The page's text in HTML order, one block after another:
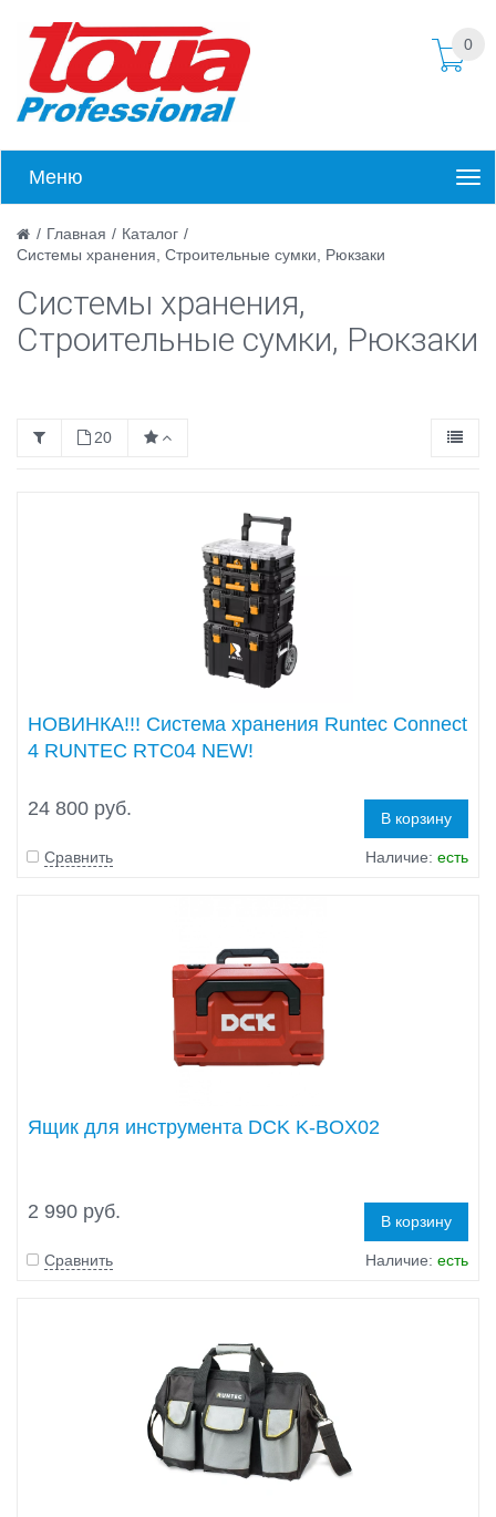
0
Меню
/ Главная / Каталог /
Системы хранения, Строительные сумки, Рюкзаки
Системы хранения,
Строительные сумки, Рюкзаки
20
НОВИНКА!!! Система хранения Runtec Connect
4 RUNTEC RTC04 NEW!
24 800 руб. В корзину
Сравнить Наличие: есть
Ящик для инструмента DCK K-BOX02
2 990 руб. В корзину
Сравнить Наличие: есть